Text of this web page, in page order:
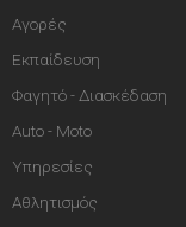
Αγορές
Εκπαίδευση
Φαγητό - Διασκέδαση
Auto - Moto
Υπηρεσίες
Αθλητισμός